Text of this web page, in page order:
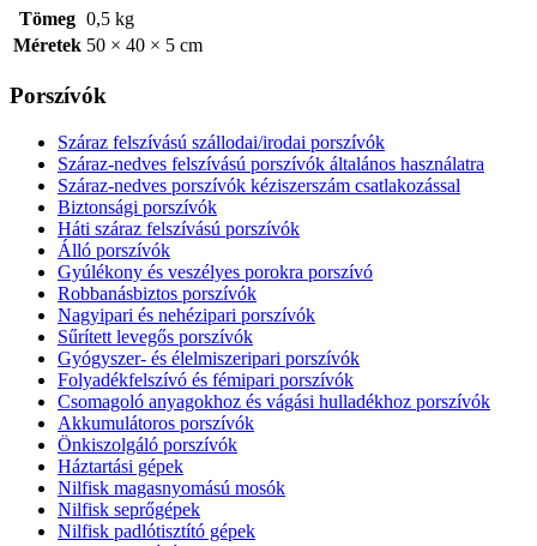
Tömeg 0,5 kg
Méretek 50 × 40 × 5 cm
Porszívók
Száraz felszívású szállodai/irodai porszívók
Száraz-nedves felszívású porszívók általános használatra
Száraz-nedves porszívók kéziszerszám csatlakozással
Biztonsági porszívók
Háti száraz felszívású porszívók
Álló porszívók
Gyúlékony és veszélyes porokra porszívó
Robbanásbiztos porszívók
Nagyipari és nehézipari porszívók
Sűrített levegős porszívók
Gyógyszer- és élelmiszeripari porszívók
Folyadékfelszívó és fémipari porszívók
Csomagoló anyagokhoz és vágási hulladékhoz porszívók
Akkumulátoros porszívók
Önkiszolgáló porszívók
Háztartási gépek
Nilfisk magasnyomású mosók
Nilfisk seprőgépek
Nilfisk padlótisztító gépek